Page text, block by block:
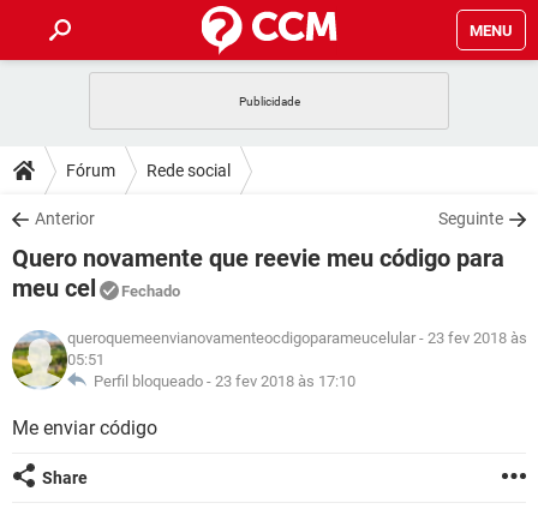
MENU
CELULAR
OUTLOOK
INSTAGRAM GMAIL
GUIA DE COMPRAS
DICAS
JOGOS
OUTLOOK
GUIA DE COMPRAS
DOWNLOADS
JOGOS WHATSAPP
CELULAR
OUTLOOK EXCEL
INSTAGRAM GMAIL
GUIA DE COMPRAS
FÓRUM
CELULAR
GUIA DE COMPRAS
GLOSSÁRIO
JOGOS WHATSAPP
CELULAR
OUTLOOK
Fórum Rede social
Anterior Seguinte
Quero novamente que reevie meu código para
meu cel
Fechado
queroquemeenvianovamenteocdigoparameucelular - 23 fev 2018 às
05:51
Perfil bloqueado -23 fev 2018 às 17:10
Me enviar código
Share